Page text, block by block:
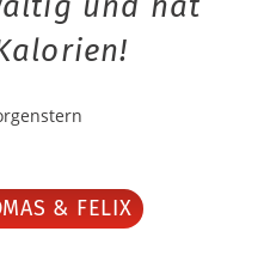
& FELIX